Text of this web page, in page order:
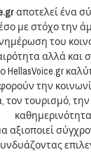
αποτελεί ένα
με στόχο την
του
αλλά και
HellasVoice.gr
την
τον τουρισμό,
καθημερινότητα.
αξιοποιεί